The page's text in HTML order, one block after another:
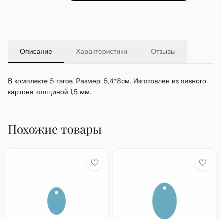
Описание Характеристики Отзывы
В комплекте 5 тэгов. Размер: 5,4*8см. Изготовлен из пивного
картона толщиной 1,5 мм.
Похожие товары